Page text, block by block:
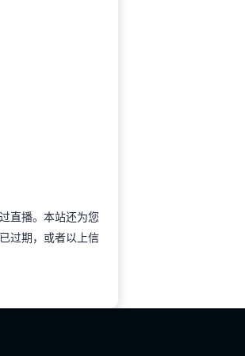
直播。本站还为您
过期，或者以上信